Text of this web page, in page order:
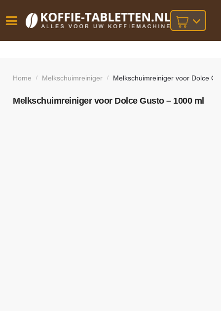
besteld,
volgende
bij orders
boven
Home / Melkschuimreiniger / Melkschuimreiniger voor Dolce
Melkschuimreiniger voor Dolce Gusto – 1000 ml